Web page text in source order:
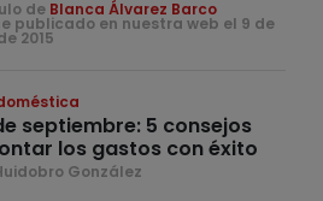
de Blanca Álvarez Barco
publicado en nuestra web el 9 de
2015
septiembre: 5 consejos
los gastos con éxito
González